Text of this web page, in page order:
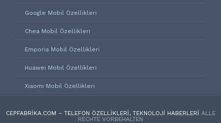
Google Mobil Özellikleri
Chea Mobil Özellikleri
Emporia Mobil Özellikleri
Huawei Mobil Özellikleri
Xiaomi Mobil Özellikleri
CEPFABRIKA.COM – TELEFON ÖZELLIKLERI, TEKNOLOJI HABERLERI ALLE
RECHTE VORBEHALTEN